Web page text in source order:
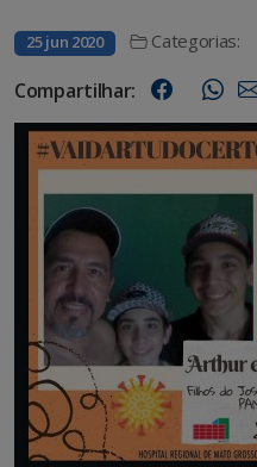
25 jun 2020 Categorias:
Compartilhar: